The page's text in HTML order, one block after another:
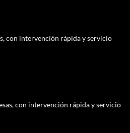
con intervención rápida y servicio
con intervención rápida y servicio